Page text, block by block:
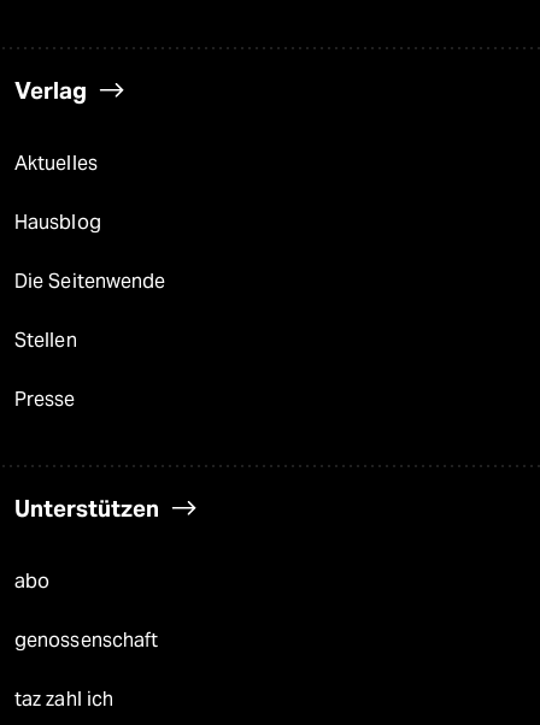
Verlag
Aktuelles
Hausblog
Die Seitenwende
Stellen
Presse
Unterstützen
abo
genossenschaft
taz zahl ich